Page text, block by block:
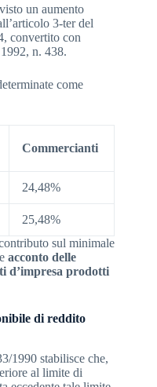
un aumento
3-ter del
convertito con
n. 438.
come
Commercianti
24,48%
25,48%
sul minimale
acconto delle
d’impresa prodotti
di reddito
1990 stabilisce che,
al limite di